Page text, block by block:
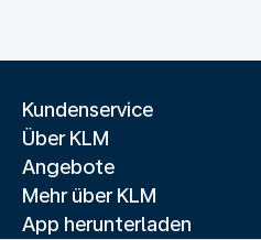
Kundenservice
Über KLM
Angebote
Mehr über KLM
App herunterladen